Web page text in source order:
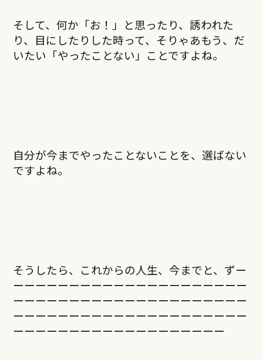
そして、何か「お！」と思ったり、誘われた
り、目にしたりした時って、そりゃあもう、だ
いたい「やったことない」ことですよね。
自分が今までやったことないことを、選ばない
ですよね。
そうしたら、これからの人生、今までと、ずー
ーーーーーーーーーーーーーーーーーーーーー
ーーーーーーーーーーーーーーーーーーーーー
ーーーーーーーーーーーーーーーーーーーーー
ーーーーーーーーーーーーーーーーーーー